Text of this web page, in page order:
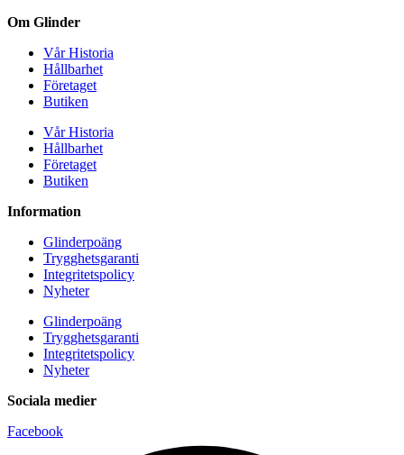
Om Glinder
Vår Historia
Hållbarhet
Företaget
Butiken
Vår Historia
Hållbarhet
Företaget
Butiken
Information
Glinderpoäng
Trygghetsgaranti
Integritetspolicy
Nyheter
Glinderpoäng
Trygghetsgaranti
Integritetspolicy
Nyheter
Sociala medier
Facebook